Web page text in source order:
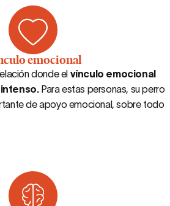
emocional
donde el vínculo emocional
Para estas personas, su perro
de apoyo emocional, sobre todo